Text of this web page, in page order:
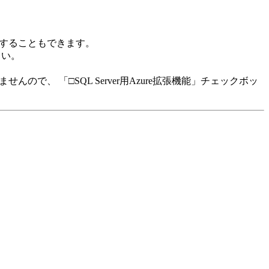
ることもできます。
。
せんので、 「□SQL Server用Azure拡張機能」チェックボッ